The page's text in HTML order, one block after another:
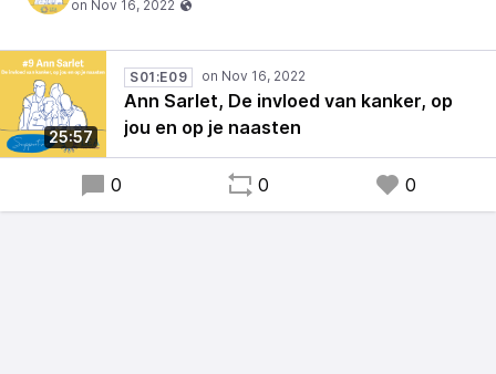
25:57
S01:E09
Ann Sarlet, De invloed van kanker, op
jou en op je naasten
0 0 0